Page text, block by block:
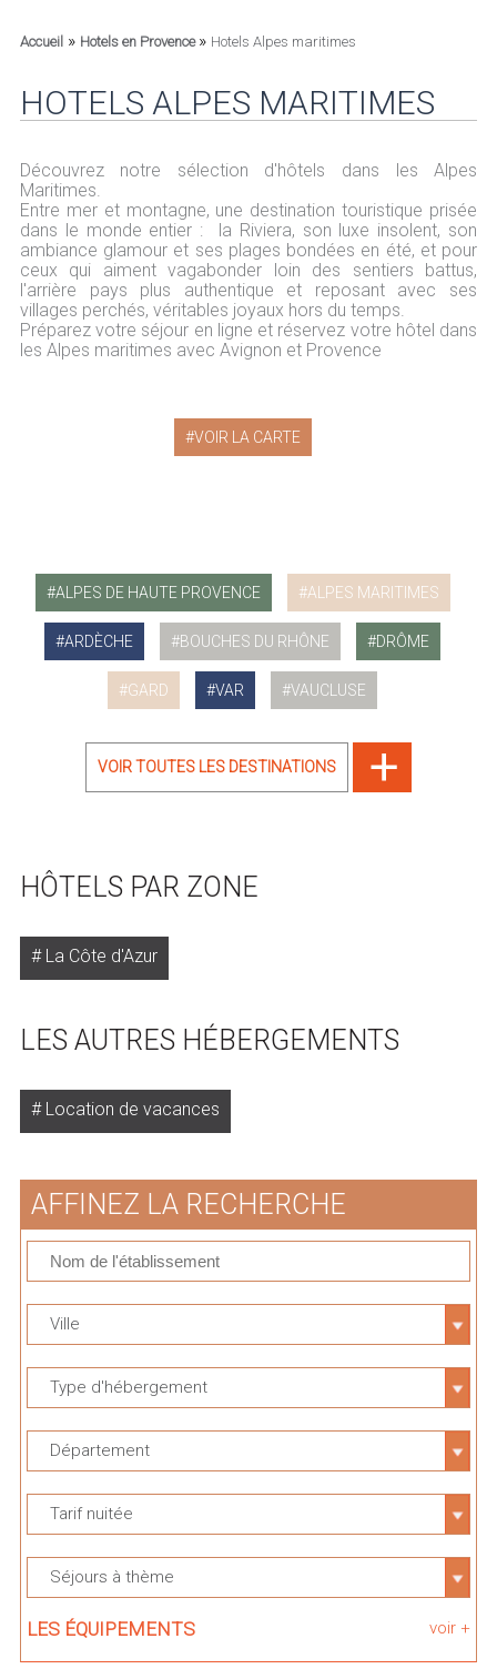
Accueil» Hotels en Provence » Hotels Alpes maritimes
HOTELS ALPES MARITIMES
Découvrez notre sélection d'hôtels dans les Alpes
Maritimes.
Entre mer et montagne, une destination touristique prisée
dans le monde entier : la Riviera, son luxe insolent, son
ambiance glamour et ses plages bondées en été, et pour
ceux qui aiment vagabonder loin des sentiers battus,
l'arrière pays plus authentique et reposant avec ses
villages perchés, véritables joyaux hors du temps.
Préparez votre séjour en ligne et réservez votre hôtel dans
les Alpes maritimes avec Avignon et Provence
VOIR LA CARTE
ALPES DE HAUTE PROVENCE ALPES MARITIMES
ARDÈCHE BOUCHES DU RHÔNE DRÔME
GARD VAR VAUCLUSE
VOIR TOUTES LES DESTINATIONS
HÔTELS PAR ZONE
La Côte d'Azur
LES AUTRES HÉBERGEMENTS
Location de vacances
AFFINEZ LA RECHERCHE
Ville
Type d'hébergement
Département
Tarif nuitée
Séjours à thème
LES ÉQUIPEMENTS voir +